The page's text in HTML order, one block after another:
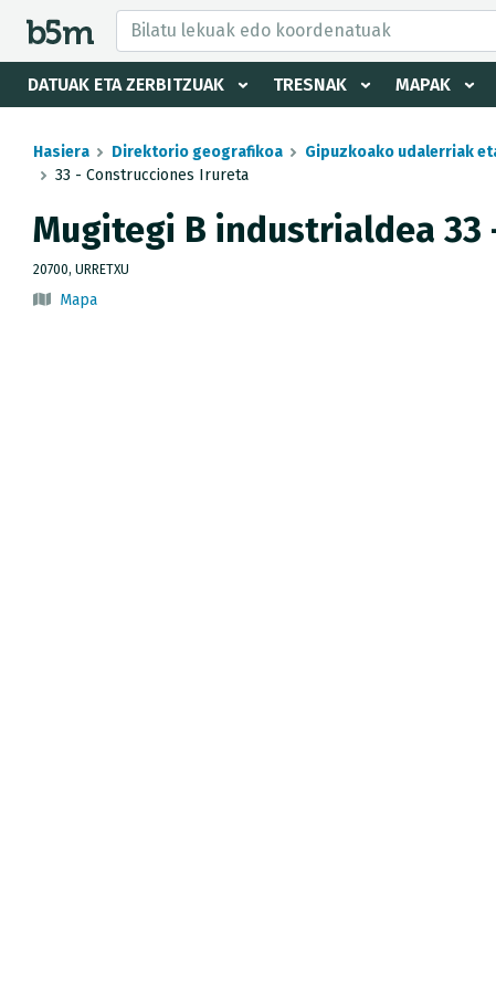
DATUAK ETA ZERBITZUAK TRESNAK MAPAK
eta direktorioa izkutatu
Hasiera Direktorio geografikoa Gipuzkoako udalerriak
33 - Construcciones Irureta
Mugitegi B industrialdea 33
20700, URRETXU
Mapa